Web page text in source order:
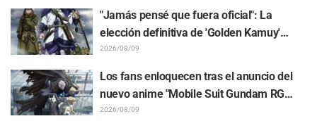
"Siento un gran nudo en el corazón" y "Se
nota el amor de la producción"
"Jamás pensé que fuera oficial": La
elección definitiva de 'Golden Kamuy'
entre "Tanigaki el Matagi" y "Genjiro-chan"
provoca una lluvia de comentarios de "Me
encantan ambos"
2026/08/09
Los fans enloquecen tras el anuncio del
nuevo anime "Mobile Suit Gundam RG
XARX-ZERO" para 2027: "¡¡Una capa y un
2026/08/09